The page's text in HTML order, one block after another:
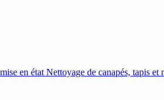
en état Nettoyage de canapés, tapis et